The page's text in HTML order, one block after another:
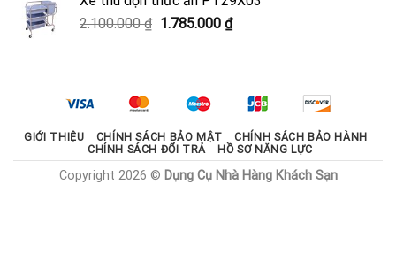
2.000.000 ₫.là:
1.800.000 ₫.
2.100.000₫ Giá
1.785.000 ₫Giá
1.785.000 ₫.
GIỚI THIỆU CHÍNH SÁCH BẢO MẬT
CHÍNH SÁCH BẢO HÀNH
CHÍNH SÁCH ĐỔI TRẢ
HỒ SƠ NĂNG LỰC
Copyright 2026 © Dụng Cụ Nhà Hàng Khách Sạn